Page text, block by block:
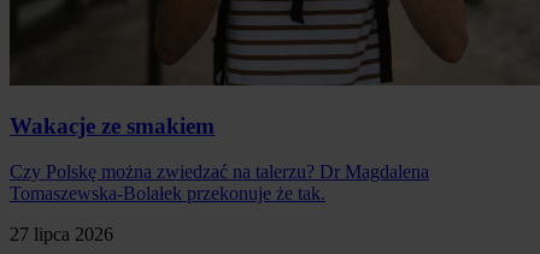
Wakacje ze smakiem
Czy Polskę można zwiedzać na talerzu? Dr Magdalena
Tomaszewska-Bolałek przekonuje że tak.
27 lipca 2026